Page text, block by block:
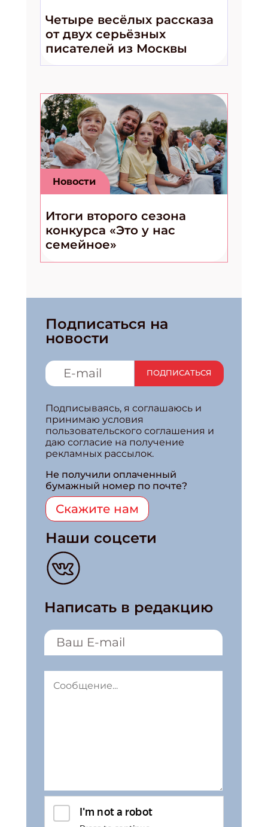
Четыре весёлых рассказа
от двух серьёзных
писателей из Москвы
Новости
Итоги второго сезона
конкурса «Это у нас
семейное»
Подписаться на
новости
ПОДПИСАТЬСЯ
Подписываясь, я соглашаюсь и
принимаю условия
пользовательского соглашения и
даю согласие на получение
рекламных рассылок.
Не получили оплаченный
бумажный номер по почте?
Скажите нам
Наши соцсети
Написать в редакцию